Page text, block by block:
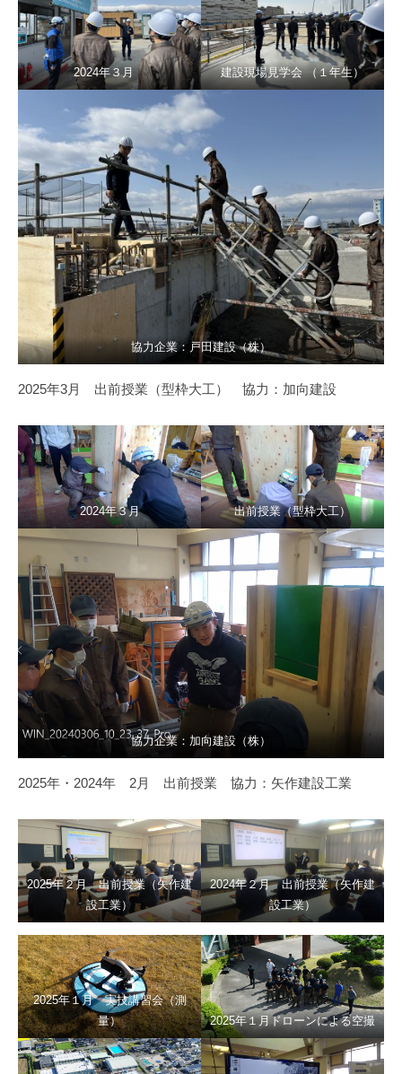
2024年３月 建設現場見学会 （１年生）
協力企業：戸田建設（株）
2025年3月 出前授業（型枠大工） 協力：加向建設
2024年３月 出前授業（型枠大工）
協力企業：加向建設（株）
2025年・2024年 2月 出前授業 協力：矢作建設工業
2025年２月 出前授業（矢作建
設工業）
2024年２月 出前授業（矢作建
設工業）
2025年１月 実技講習会（測
量）
2025年１月ドローンによる空撮